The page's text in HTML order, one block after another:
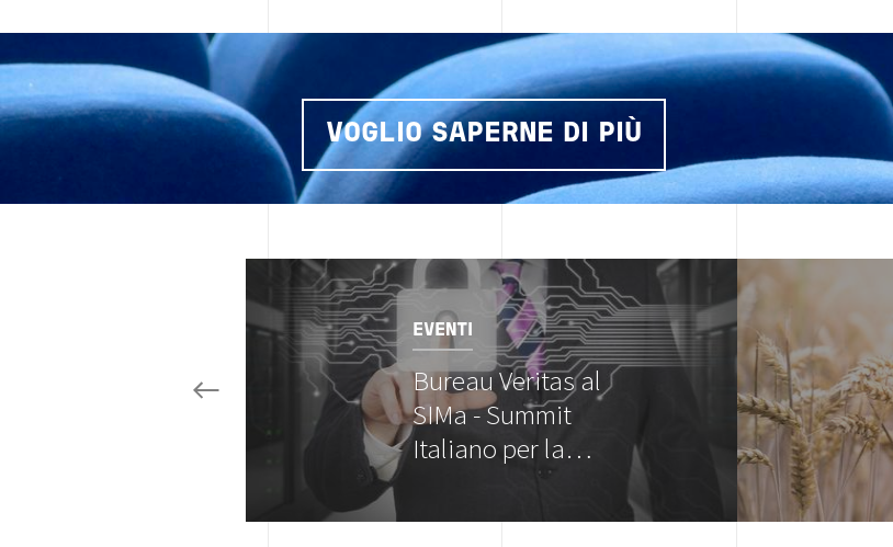
VOGLIO SAPERNE DI PIÙ
EVENTI
Bureau Veritas al
SIMa - Summit
Italiano per la…
Image